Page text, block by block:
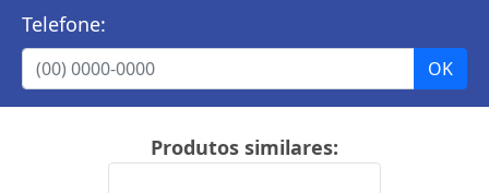
Telefone:
Produtos similares: